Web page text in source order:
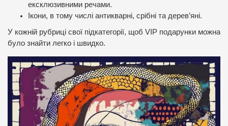
ексклюзивними речами.
Ікони, в тому числі антикварні, срібні та дерев’яні.
У кожній рубриці свої підкатегорії, щоб VIP подарунки можна
було знайти легко і швидко.